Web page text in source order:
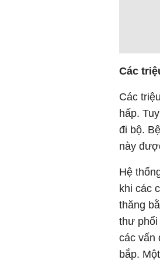
Các
Các
hấp.
đi bộ.
này
Hệ
khi các
thăng
thư phổi
các vấn
bắp.